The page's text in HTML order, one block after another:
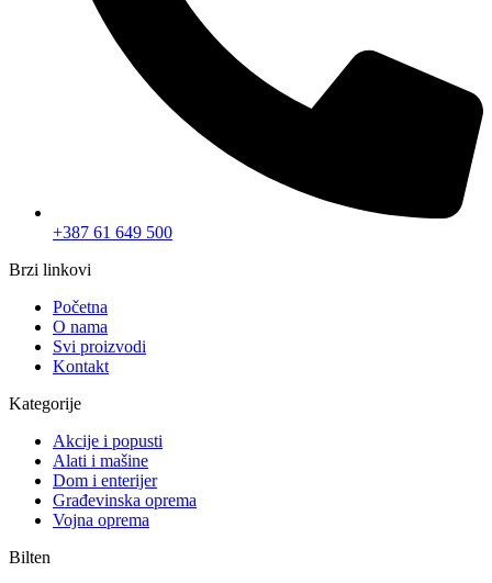
+387 61 649 500
Brzi linkovi
Početna
O nama
Svi proizvodi
Kontakt
Kategorije
Akcije i popusti
Alati i mašine
Dom i enterijer
Građevinska oprema
Vojna oprema
Bilten